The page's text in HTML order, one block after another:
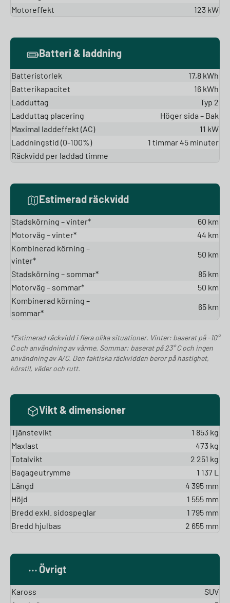
Motoreffekt
123 kW
Batteri & laddning
Batteristorlek
17,8 kWh
Batterikapacitet
16 kWh
Ladduttag
Typ 2
Ladduttag placering
Höger sida – Bak
Maximal laddeffekt (AC)
11 kW
Laddningstid (0-100%)
1 timmar 45 minuter
Räckvidd per laddad timme
Estimerad räckvidd
Stadskörning – vinter*
60 km
Motorväg – vinter*
44 km
Kombinerad körning –
vinter*
50 km
Stadskörning – sommar*
85 km
Motorväg – sommar*
50 km
Kombinerad körning –
sommar*
65 km
*Estimerad räckvidd i flera olika situationer. Vinter: baserat på -10°
C och användning av värme. Sommar: baserat på 23° C och ingen
användning av A/C. Den faktiska räckvidden beror på hastighet,
körstil, väder och rutt.
Vikt & dimensioner
Tjänstevikt
1 853 kg
Maxlast
473 kg
Totalvikt
2 251 kg
Bagageutrymme
1 137 L
Längd
4 395 mm
Höjd
1 555 mm
Bredd exkl. sidospeglar
1 795 mm
Bredd hjulbas
2 655 mm
Övrigt
Kaross
SUV